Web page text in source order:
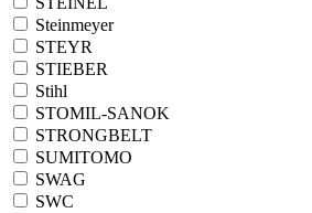
Steinmeyer
STEYR
STIEBER
Stihl
STOMIL-SANOK
STRONGBELT
SUMITOMO
SWAG
SWC